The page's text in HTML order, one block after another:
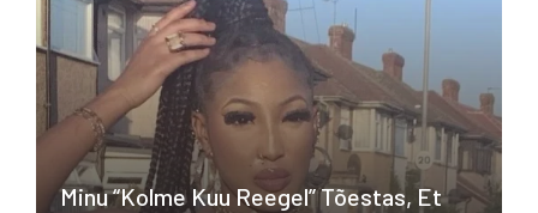
Minu “kolme Kuu Reegel” Tõestas, Et